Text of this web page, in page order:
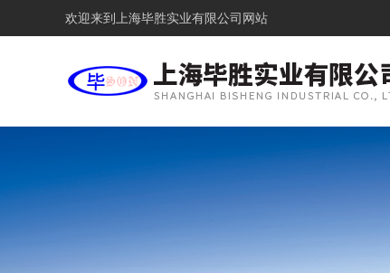
欢迎来到 上海毕胜实业有限公司网站